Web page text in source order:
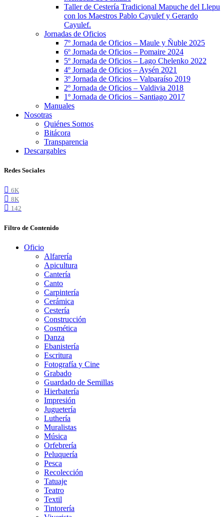
Taller de Cestería Tradicional Mapuche del Llepu
con los Maestros Pablo Cayulef y Gerardo
Cayulef.
Jornadas de Oficios
7º Jornada de Oficios – Maule y Ñuble 2025
6º Jornada de Oficios – Pomaire 2024
5º Jornada de Oficios – Lago Chelenko 2022
4º Jornada de Oficios – Aysén 2021
3º Jornada de Oficios – Valparaíso 2019
2º Jornada de Oficios – Valdivia 2018
1º Jornada de Oficios – Santiago 2017
Manuales
Nosotras
Quiénes Somos
Bitácora
Transparencia
Descargables
Redes Sociales
6K
8K
142
Filtro de Contenido
Oficio
Alfarería
Apicultura
Cantería
Canto
Carpintería
Cerámica
Cestería
Construcción
Cosmética
Danza
Ebanistería
Escritura
Fotografía y Cine
Grabado
Guardado de Semillas
Hierbatería
Impresión
Juguetería
Luthería
Muralistas
Música
Orfebrería
Peluquería
Pesca
Recolección
Tatuaje
Teatro
Textil
Tintorería